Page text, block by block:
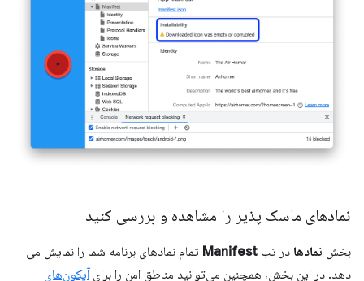
نمادهای ماسک پذیر را مشاهده و بررسی کنید
بخش نمادها در تب Manifest تمام نمادهای برنامه شما را نمایش می
دهد. در این بخش، همچنین می‌توانید مناطق امن را برای آیکون‌های